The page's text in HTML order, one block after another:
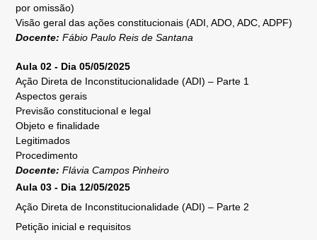
por omissão)
Visão geral das ações constitucionais (ADI, ADO, ADC, ADPF)
Docente: Fábio Paulo Reis de Santana
Aula 02 - Dia 05/05/2025
Ação Direta de Inconstitucionalidade (ADI) – Parte 1
Aspectos gerais
Previsão constitucional e legal
Objeto e finalidade
Legitimados
Procedimento
Docente:Flávia Campos Pinheiro
Aula 03 - Dia 12/05/2025
Ação Direta de Inconstitucionalidade (ADI) – Parte 2
Petição inicial e requisitos